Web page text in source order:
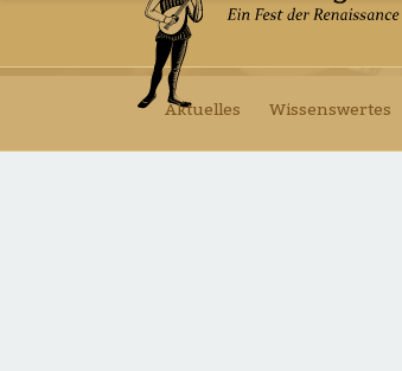
Aktuelles Wissenswertes